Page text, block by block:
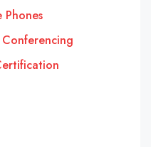
Phones